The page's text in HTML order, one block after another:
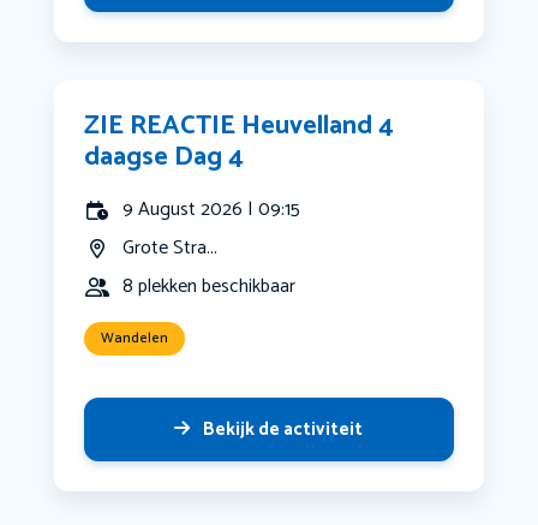
ZIE REACTIE Heuvelland 4
daagse Dag 4
9 August 2026 | 09:15
Grote Stra...
8 plekken beschikbaar
Wandelen
Bekijk de activiteit